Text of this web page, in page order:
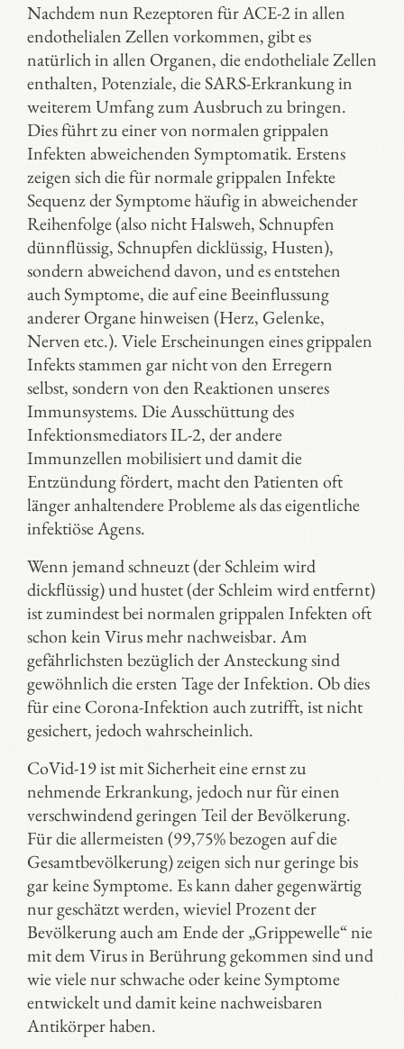
Nachdem nun Rezeptoren für ACE-2 in allen
endothelialen Zellen vorkommen, gibt es
natürlich in allen Organen, die endotheliale Zellen
enthalten, Potenziale, die SARS-Erkrankung in
weiterem Umfang zum Ausbruch zu bringen.
Dies führt zu einer von normalen grippalen
Infekten abweichenden Symptomatik. Erstens
zeigen sich die für normale grippalen Infekte
Sequenz der Symptome häufig in abweichender
Reihenfolge (also nicht Halsweh, Schnupfen
dünnflüssig, Schnupfen dicklüssig, Husten),
sondern abweichend davon, und es entstehen
auch Symptome, die auf eine Beeinflussung
anderer Organe hinweisen (Herz, Gelenke,
Nerven etc.). Viele Erscheinungen eines grippalen
Infekts stammen gar nicht von den Erregern
selbst, sondern von den Reaktionen unseres
Immunsystems. Die Ausschüttung des
Infektionsmediators IL-2, der andere
Immunzellen mobilisiert und damit die
Entzündung fördert, macht den Patienten oft
länger anhaltendere Probleme als das eigentliche
infektiöse Agens.
Wenn jemand schneuzt (der Schleim wird
dickflüssig) und hustet (der Schleim wird entfernt)
ist zumindest bei normalen grippalen Infekten oft
schon kein Virus mehr nachweisbar. Am
gefährlichsten bezüglich der Ansteckung sind
gewöhnlich die ersten Tage der Infektion. Ob dies
für eine Corona-Infektion auch zutrifft, ist nicht
gesichert, jedoch wahrscheinlich.
CoVid-19 ist mit Sicherheit eine ernst zu
nehmende Erkrankung, jedoch nur für einen
verschwindend geringen Teil der Bevölkerung.
Für die allermeisten (99,75% bezogen auf die
Gesamtbevölkerung) zeigen sich nur geringe bis
gar keine Symptome. Es kann daher gegenwärtig
nur geschätzt werden, wieviel Prozent der
Bevölkerung auch am Ende der „Grippewelle“ nie
mit dem Virus in Berührung gekommen sind und
wie viele nur schwache oder keine Symptome
entwickelt und damit keine nachweisbaren
Antikörper haben.